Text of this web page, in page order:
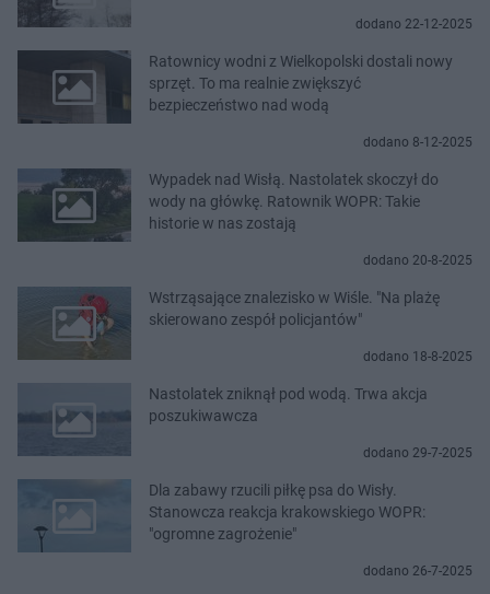
dodano 22-12-2025
Ratownicy wodni z Wielkopolski dostali nowy
sprzęt. To ma realnie zwiększyć
bezpieczeństwo nad wodą
dodano 8-12-2025
Wypadek nad Wisłą. Nastolatek skoczył do
wody na główkę. Ratownik WOPR: Takie
historie w nas zostają
dodano 20-8-2025
Wstrząsające znalezisko w Wiśle. "Na plażę
skierowano zespół policjantów"
dodano 18-8-2025
Nastolatek zniknął pod wodą. Trwa akcja
poszukiwawcza
dodano 29-7-2025
Dla zabawy rzucili piłkę psa do Wisły.
Stanowcza reakcja krakowskiego WOPR:
"ogromne zagrożenie"
dodano 26-7-2025